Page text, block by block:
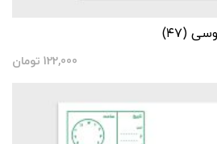
(۴۷)
122,000 تومان